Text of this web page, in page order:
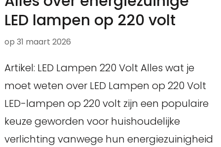
LED lampen op 220 volt
op 31 maart 2026
Artikel: LED Lampen 220 Volt Alles wat je
moet weten over LED Lampen op 220 Volt
LED-lampen op 220 volt zijn een populaire
keuze geworden voor huishoudelijke
verlichting vanwege hun energiezuinigheid